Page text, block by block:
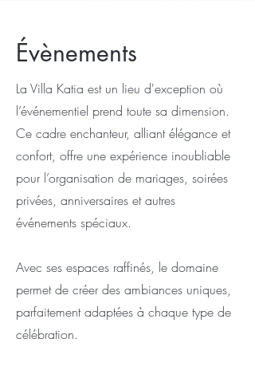
Évènements
La Villa Katia est un lieu d'exception où
l’événementiel prend toute sa dimension.
Ce cadre enchanteur, alliant élégance et
confort, offre une expérience inoubliable
pour l’organisation de mariages, soirées
privées, anniversaires et autres
événements spéciaux.
Avec ses espaces raffinés, le domaine
permet de créer des ambiances uniques,
parfaitement adaptées à chaque type de
célébration.